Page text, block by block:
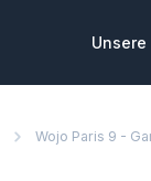
Private
Wojo Paris 9 -